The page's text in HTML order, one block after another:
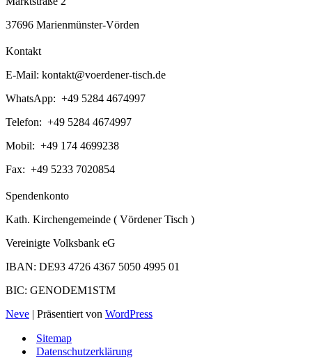
37696 Marienmünster-Vörden
Kontakt
E-Mail: kontakt@voerdener-tisch.de
WhatsApp: +49 5284 4674997
Telefon: +49 5284 4674997
Mobil: +49 174 4699238
Fax: +49 5233 7020854
Spendenkonto
Kath. Kirchengemeinde ( Vördener Tisch )
Vereinigte Volksbank eG
IBAN: DE93 4726 4367 5050 4995 01
BIC: GENODEM1STM
Neve | Präsentiert von WordPress
Sitemap
Datenschutzerklärung